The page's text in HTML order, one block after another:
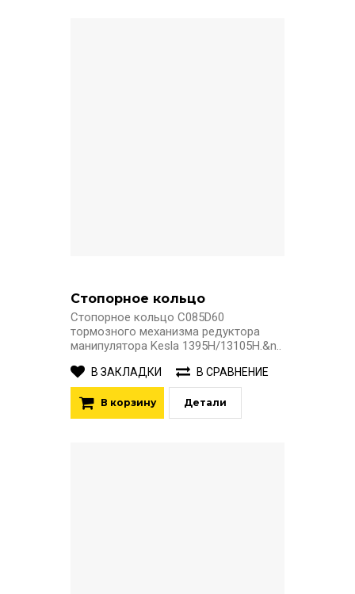
Стопорное кольцо
Стопорное кольцо C085D60
тормозного механизма редуктора
манипулятора Kesla 1395H/13105H.&n..
В ЗАКЛАДКИ В СРАВНЕНИЕ
В корзину Детали